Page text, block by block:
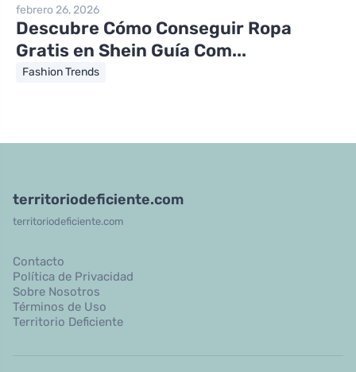
febrero 26, 2026
Descubre Cómo Conseguir Ropa
Gratis en Shein Guía Com...
Fashion Trends
territoriodeficiente.com
territoriodeficiente.com
Contacto
Política de Privacidad
Sobre Nosotros
Términos de Uso
Territorio Deficiente